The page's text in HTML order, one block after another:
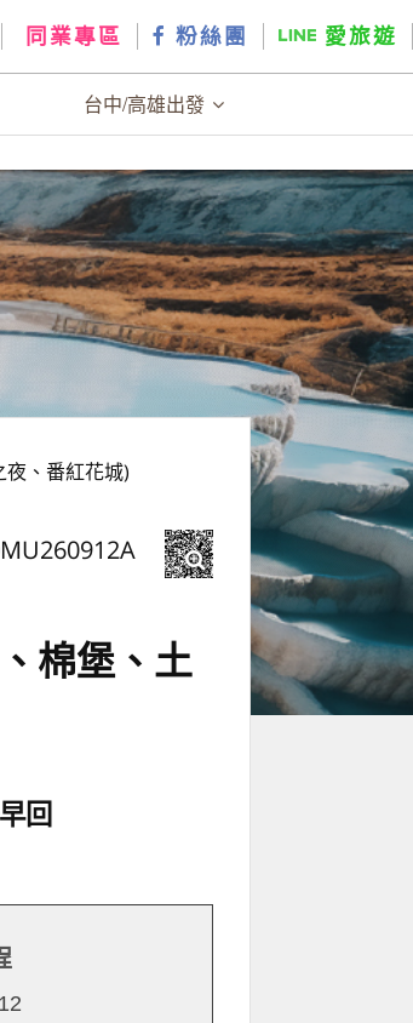
同業專區 粉絲團 愛旅遊
台中/高雄出發
、番紅花城)
棉堡、土
回